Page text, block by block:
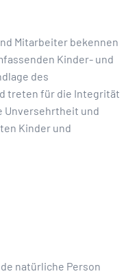
Mitarbeiter bekennen
Kinder- und
des
treten für die Integrität
Unversehrtheit und
Kinder und
natürliche Person